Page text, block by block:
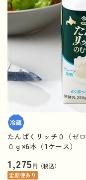
たんぱくリッチ０（ゼ
０ｇ×6本（1ケース）
1,275円（税込）
定期便あり